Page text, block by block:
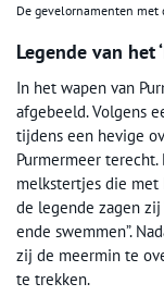
De gevelornamenten met
Legende van het
In het wapen van
afgebeeld. Volgens
tijdens een hevige
Purmermeer
melkstertjes die met
de legende zagen
ende swemmen”.
zij de meermin te
te trekken.